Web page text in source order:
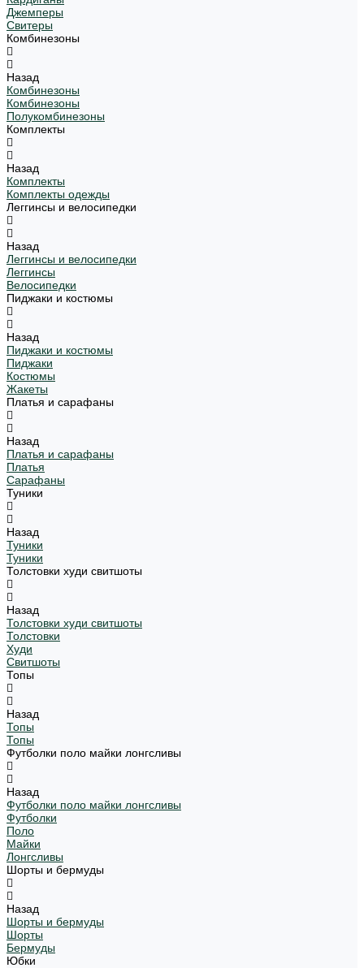
Джемперы
Свитеры
Комбинезоны
Назад
Комбинезоны
Комбинезоны
Полукомбинезоны
Комплекты
Назад
Комплекты
Комплекты одежды
Леггинсы и велосипедки
Назад
Леггинсы и велосипедки
Леггинсы
Велосипедки
Пиджаки и костюмы
Назад
Пиджаки и костюмы
Пиджаки
Костюмы
Жакеты
Платья и сарафаны
Назад
Платья и сарафаны
Платья
Сарафаны
Туники
Назад
Туники
Туники
Толстовки худи свитшоты
Назад
Толстовки худи свитшоты
Толстовки
Худи
Свитшоты
Топы
Назад
Топы
Топы
Футболки поло майки лонгсливы
Назад
Футболки поло майки лонгсливы
Футболки
Поло
Майки
Лонгсливы
Шорты и бермуды
Назад
Шорты и бермуды
Шорты
Бермуды
Юбки